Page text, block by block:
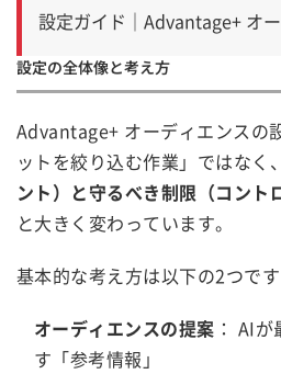
設定ガイド｜Advantage+ オ
設定の全体像と考え方
Advantage+ オーディエンスの
ットを絞り込む作業」ではなく
ント）と守るべき制限（コント
と大きく変わっています。
基本的な考え方は以下の2つです
オーディエンスの提案 ： AI
す「参考情報」